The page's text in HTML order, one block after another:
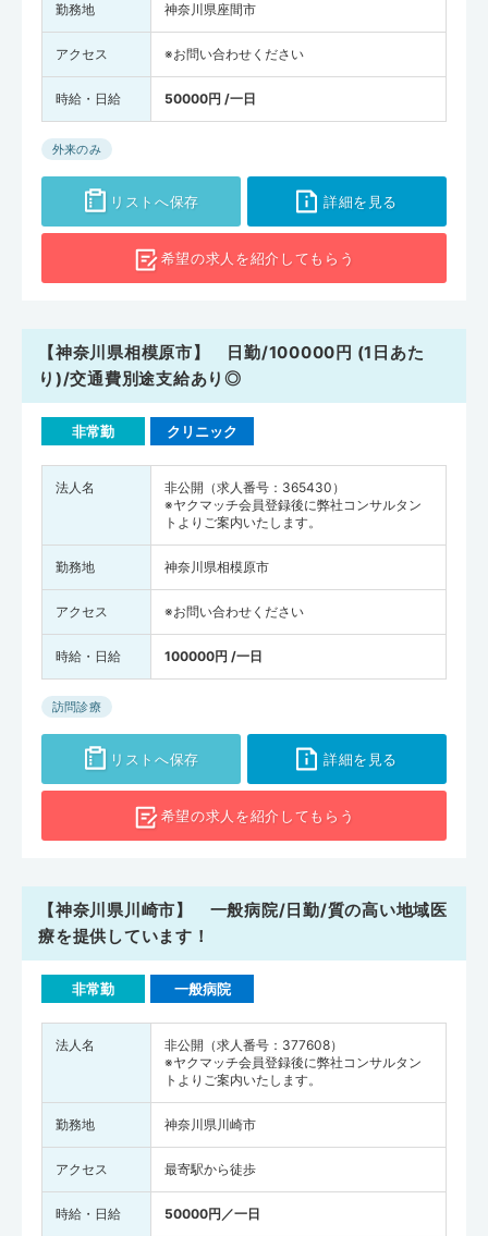
勤務地 神奈川県座間市
アクセス ※お問い合わせください
時給・日給 50000円 /一日
外来のみ
リストへ保存 詳細を見る
希望の求人を紹介してもらう
【神奈川県相模原市】 日勤/100000円 (1日あた
り)/交通費別途支給あり◎
非常勤 クリニック
法人名
非公開（求人番号：365430）
※ヤクマッチ会員登録後に弊社コンサルタン
トよりご案内いたします。
勤務地 神奈川県相模原市
アクセス ※お問い合わせください
時給・日給 100000円 /一日
訪問診療
リストへ保存 詳細を見る
希望の求人を紹介してもらう
【神奈川県川崎市】 一般病院/日勤/質の高い地域医
療を提供しています！
非常勤 一般病院
法人名
非公開（求人番号：377608）
※ヤクマッチ会員登録後に弊社コンサルタン
トよりご案内いたします。
勤務地 神奈川県川崎市
アクセス 最寄駅から徒歩
時給・日給 50000円／一日